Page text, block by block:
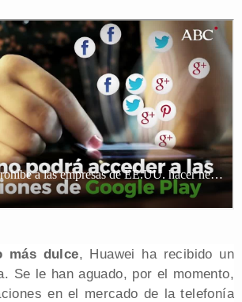
más dulce, Huawei ha recibido un
Se le han aguado, por el momento,
en el mercado de la telefonía